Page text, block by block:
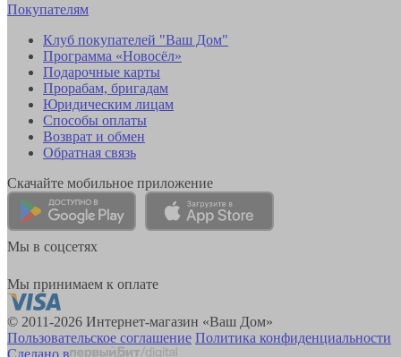
Покупателям
Клуб покупателей "Ваш Дом"
Программа «Новосёл»
Подарочные карты
Прорабам, бригадам
Юридическим лицам
Способы оплаты
Возврат и обмен
Обратная связь
Скачайте мобильное приложение
Мы в соцсетях
Мы принимаем к оплате
© 2011-2026 Интернет-магазин «Ваш Дом»
Пользовательское соглашение Политика конфиденциальности